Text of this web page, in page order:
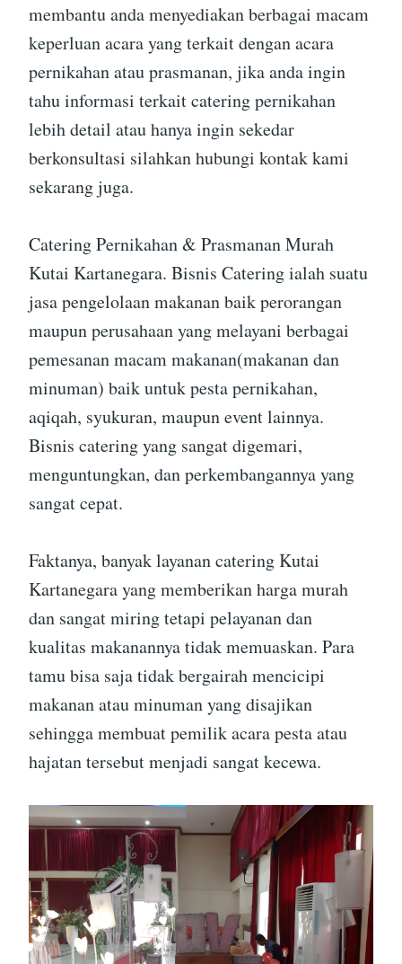
membantu anda menyediakan berbagai macam
keperluan acara yang terkait dengan acara
pernikahan atau prasmanan, jika anda ingin
tahu informasi terkait catering pernikahan
lebih detail atau hanya ingin sekedar
berkonsultasi silahkan hubungi kontak kami
sekarang juga.
Catering Pernikahan & Prasmanan Murah
Kutai Kartanegara. Bisnis Catering ialah suatu
jasa pengelolaan makanan baik perorangan
maupun perusahaan yang melayani berbagai
pemesanan macam makanan(makanan dan
minuman) baik untuk pesta pernikahan,
aqiqah, syukuran, maupun event lainnya.
Bisnis catering yang sangat digemari,
menguntungkan, dan perkembangannya yang
sangat cepat.
Faktanya, banyak layanan catering Kutai
Kartanegara yang memberikan harga murah
dan sangat miring tetapi pelayanan dan
kualitas makanannya tidak memuaskan. Para
tamu bisa saja tidak bergairah mencicipi
makanan atau minuman yang disajikan
sehingga membuat pemilik acara pesta atau
hajatan tersebut menjadi sangat kecewa.